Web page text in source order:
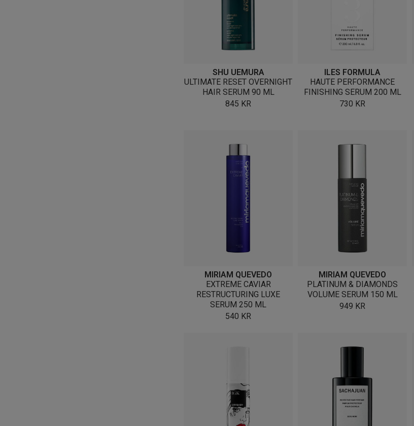
SHU UEMURA
ULTIMATE RESET OVERNIGHT
HAIR SERUM 90 ML
845 KR
ILES FORMULA
HAUTE PERFORMANCE
FINISHING SERUM 200 ML
730 KR
MIRIAM QUEVEDO
EXTREME CAVIAR
RESTRUCTURING LUXE
SERUM 250 ML
540 KR
MIRIAM QUEVEDO
PLATINUM & DIAMONDS
VOLUME SERUM 150 ML
949 KR